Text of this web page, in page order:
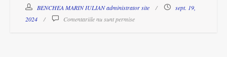
BENCHEA MARIN IULIAN administrator site
sept. 19,
2024
Comentariile nu sunt permise